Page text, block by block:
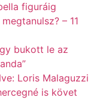
figuráig
– 11
bukott le az
Loris Malaguzzi
is követ